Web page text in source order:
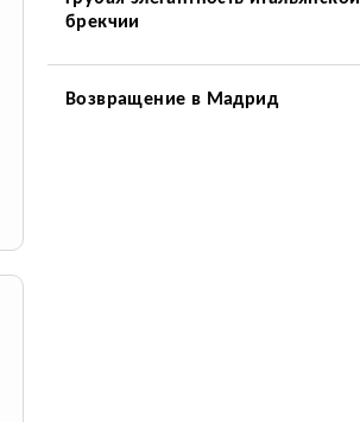
брекчии
Возвращение в Мадрид